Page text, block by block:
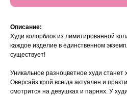
Описание:
Худи колорблок из лимитированной
каждое изделие в единственном
существует!
Уникальное разноцветное худи станет
Оверсайз крой всегда актуален и
смотрится на девушках и парнях. У